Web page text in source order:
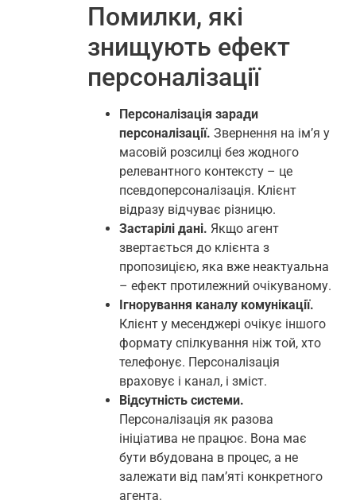
Помилки, які
знищують ефект
персоналізації
Персоналізація заради
персоналізації. Звернення на ім’я у
масовій розсилці без жодного
релевантного контексту – це
псевдоперсоналізація. Клієнт
відразу відчуває різницю.
Застарілі дані. Якщо агент
звертається до клієнта з
пропозицією, яка вже неактуальна
– ефект протилежний очікуваному.
Ігнорування каналу комунікації.
Клієнт у месенджері очікує іншого
формату спілкування ніж той, хто
телефонує. Персоналізація
враховує і канал, і зміст.
Відсутність системи.
Персоналізація як разова
ініціатива не працює. Вона має
бути вбудована в процес, а не
залежати від пам’яті конкретного
агента.